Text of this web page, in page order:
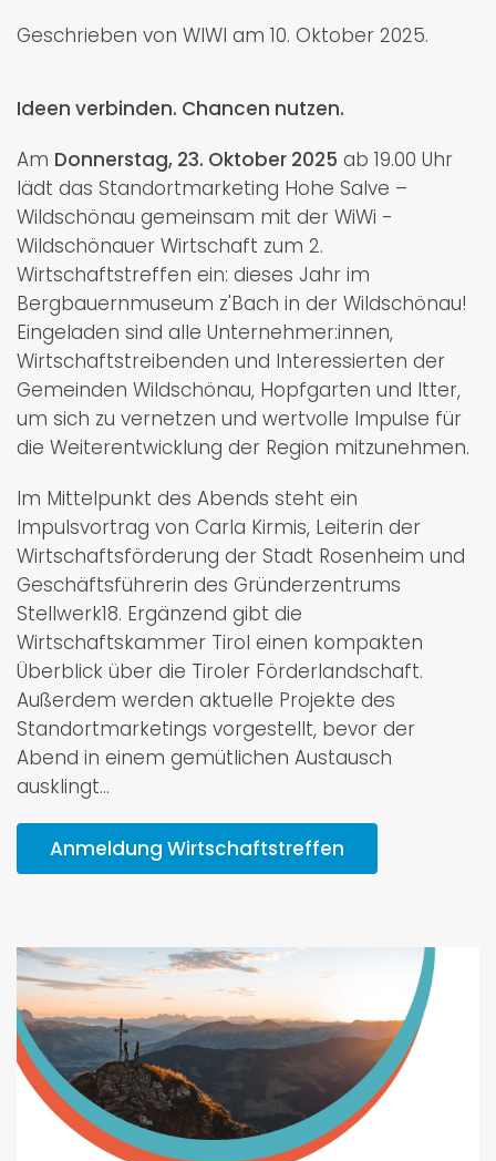
Geschrieben von WIWI am 10. Oktober 2025.
Ideen verbinden. Chancen nutzen.
Am Donnerstag, 23. Oktober 2025 ab 19.00 Uhr
lädt das Standortmarketing Hohe Salve –
Wildschönau gemeinsam mit der WiWi -
Wildschönauer Wirtschaft zum 2.
Wirtschaftstreffen ein: dieses Jahr im
Bergbauernmuseum z'Bach in der Wildschönau!
Eingeladen sind alle Unternehmer:innen,
Wirtschaftstreibenden und Interessierten der
Gemeinden Wildschönau, Hopfgarten und Itter,
um sich zu vernetzen und wertvolle Impulse für
die Weiterentwicklung der Region mitzunehmen.
Im Mittelpunkt des Abends steht ein
Impulsvortrag von Carla Kirmis, Leiterin der
Wirtschaftsförderung der Stadt Rosenheim und
Geschäftsführerin des Gründerzentrums
Stellwerk18. Ergänzend gibt die
Wirtschaftskammer Tirol einen kompakten
Überblick über die Tiroler Förderlandschaft.
Außerdem werden aktuelle Projekte des
Standortmarketings vorgestellt, bevor der
Abend in einem gemütlichen Austausch
ausklingt...
Anmeldung Wirtschaftstreffen